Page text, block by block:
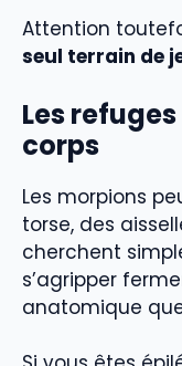
Attention
seul terrain de
Les
corps
Les morpions
torse, des
cherchent
s’agripper
anatomique